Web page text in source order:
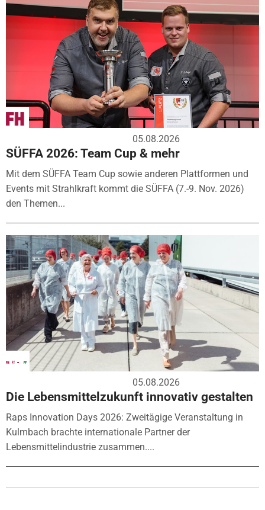
05.08.2026
SÜFFA 2026: Team Cup & mehr
Mit dem SÜFFA Team Cup sowie anderen Plattformen und
Events mit Strahlkraft kommt die SÜFFA (7.-9. Nov. 2026)
den Themen...
05.08.2026
Die Lebensmittelzukunft innovativ gestalten
Raps Innovation Days 2026: Zweitägige Veranstaltung in
Kulmbach brachte internationale Partner der
Lebensmittelindustrie zusammen....